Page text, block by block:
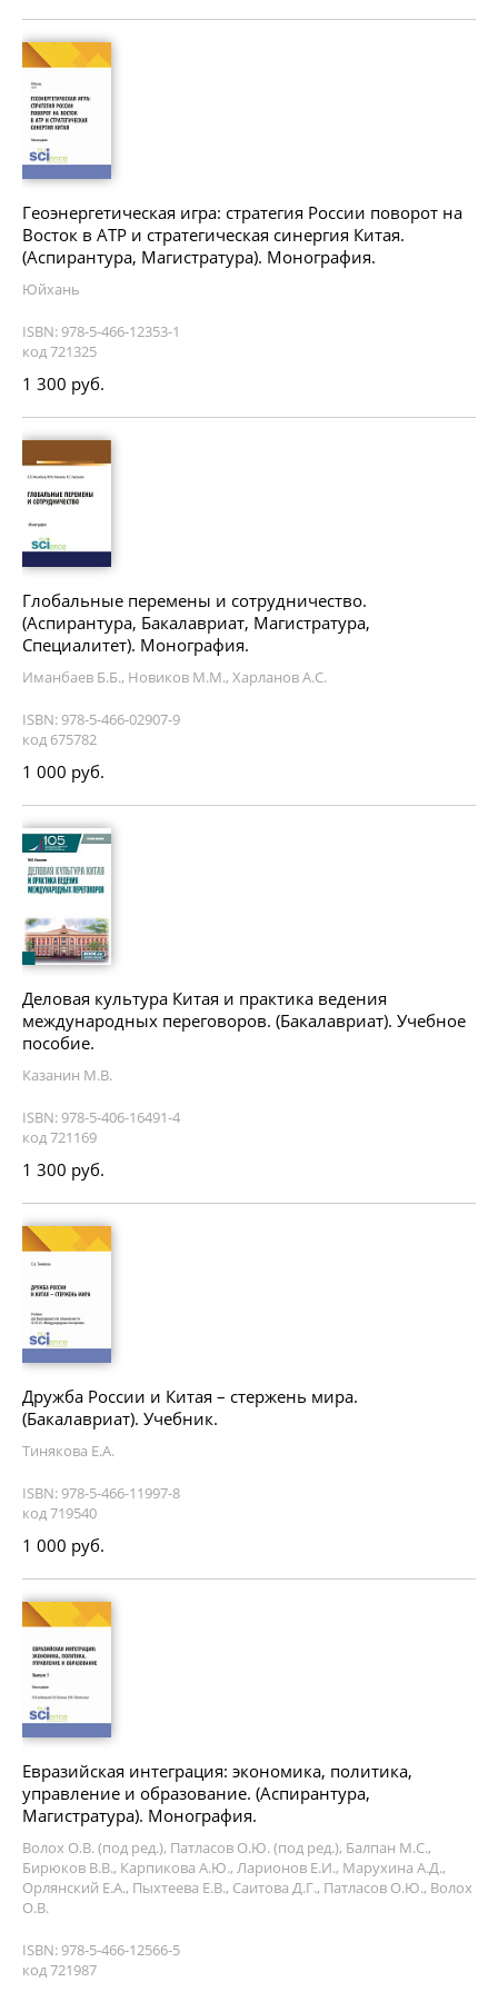
Геоэнергетическая игра: стратегия России поворот на
Восток в АТР и стратегическая синергия Китая.
(Аспирантура, Магистратура). Монография.
Юйхань
ISBN: 978-5-466-12353-1
код 721325
1 300 руб.
Глобальные перемены и сотрудничество.
(Аспирантура, Бакалавриат, Магистратура,
Специалитет). Монография.
Иманбаев Б.Б., Новиков М.М., Харланов А.С.
ISBN: 978-5-466-02907-9
код 675782
1 000 руб.
Деловая культура Китая и практика ведения
международных переговоров. (Бакалавриат). Учебное
пособие.
Казанин М.В.
ISBN: 978-5-406-16491-4
код 721169
1 300 руб.
Дружба России и Китая – стержень мира.
(Бакалавриат). Учебник.
Тинякова Е.А.
ISBN: 978-5-466-11997-8
код 719540
1 000 руб.
Евразийская интеграция: экономика, политика,
управление и образование. (Аспирантура,
Магистратура). Монография.
Волох О.В. (под ред.), Патласов О.Ю. (под ред.), Балпан М.С.,
Бирюков В.В., Карпикова А.Ю., Ларионов Е.И., Марухина А.Д.,
Орлянский Е.А., Пыхтеева Е.В., Саитова Д.Г., Патласов О.Ю., Волох
О.В.
ISBN: 978-5-466-12566-5
код 721987